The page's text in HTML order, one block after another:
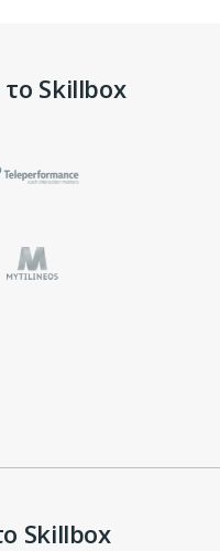
Skillbox
Skillbox